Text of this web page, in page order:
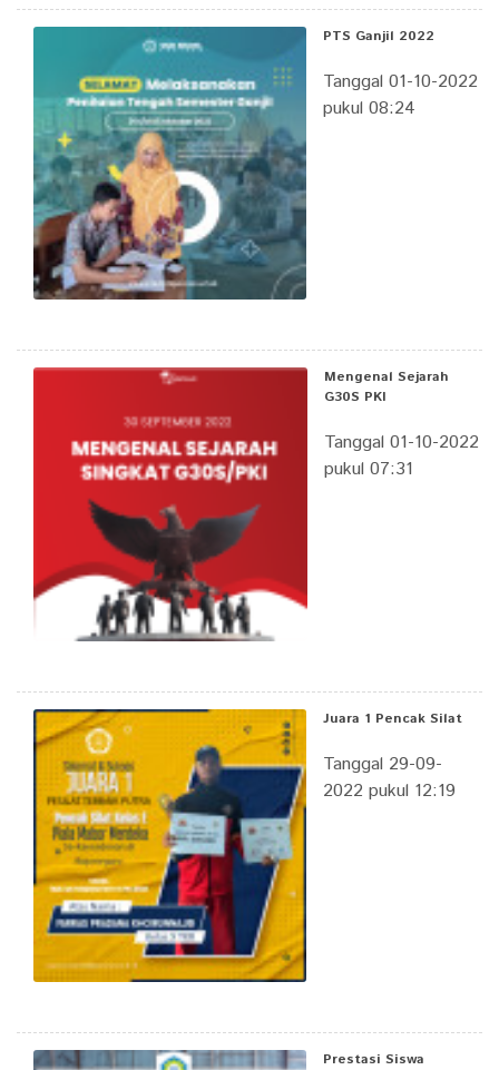
PTS Ganjil 2022
Tanggal 01-10-2022
pukul 08:24
Mengenal Sejarah
G30S PKI
Tanggal 01-10-2022
pukul 07:31
Juara 1 Pencak Silat
Tanggal 29-09-
2022 pukul 12:19
Prestasi Siswa